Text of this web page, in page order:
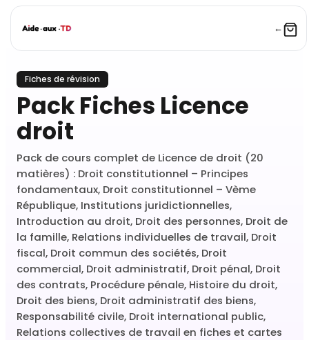
←
Fiches de révision
Pack Fiches Licence
droit
Pack de cours complet de Licence de droit (20
matières) : Droit constitutionnel – Principes
fondamentaux, Droit constitutionnel – Vème
République, Institutions juridictionnelles,
Introduction au droit, Droit des personnes, Droit de
la famille, Relations individuelles de travail, Droit
fiscal, Droit commun des sociétés, Droit
commercial, Droit administratif, Droit pénal, Droit
des contrats, Procédure pénale, Histoire du droit,
Droit des biens, Droit administratif des biens,
Responsabilité civile, Droit international public,
Relations collectives de travail en fiches et cartes